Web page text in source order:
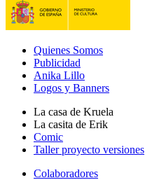
Quienes Somos
Publicidad
Anika Lillo
Logos y Banners
La casa de Kruela
La casita de Erik
Comic
Taller proyecto versiones
Colaboradores